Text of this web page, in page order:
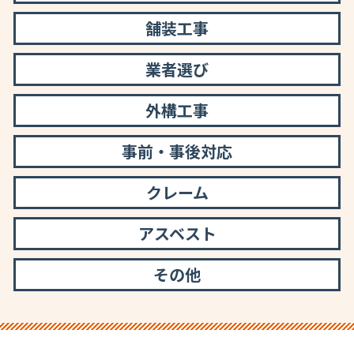
舗装工事
業者選び
外構工事
事前・事後対応
クレーム
アスベスト
その他